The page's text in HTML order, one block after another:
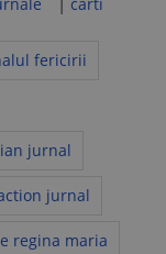
fericirii
jurnal
jurnal
regina maria